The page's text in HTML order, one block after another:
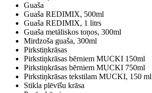
Guaša
Guaša REDIMIX, 500ml
Guaša REDIMIX, 1 litrs
Guaša metāliskos toņos, 300ml
Mirdzoša guaša, 300ml
Pirkstiņkrāsas
Pirkstiņkrāsas bērniem MUCKI 150ml
Pirkstiņkrāsas bērniem MUCKI 750ml
Pirkstiņkrāsas tekstilam MUCKI, 150 ml
Stikla plēvīšu krāsa